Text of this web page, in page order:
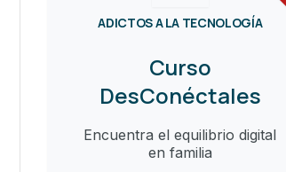
ADICTOS A LA TECNOLOGÍA
Curso
DesConéctales
Encuentra el equilibrio digital
en familia